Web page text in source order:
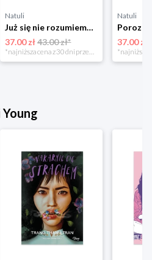
Natuli
Już się nie rozumiemy! Jak przeżyć czas trzaskających drzwi Esprit
37.00 zł 43.00 zł*
*najniższa cena z 30 dni przed obniżką
Natuli
37.00 zł